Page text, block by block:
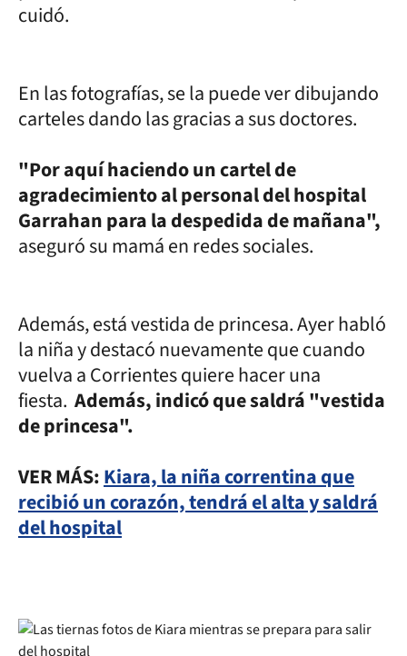
cuidó.
En las fotografías, se la puede ver dibujando
carteles dando las gracias a sus doctores.
"Por aquí haciendo un cartel de
agradecimiento al personal del hospital
Garrahan para la despedida de mañana",
aseguró su mamá en redes sociales.
Además, está vestida de princesa. Ayer habló
la niña y destacó nuevamente que cuando
vuelva a Corrientes quiere hacer una
fiesta. Además, indicó que saldrá "vestida
de princesa".
VER MÁS:Kiara, la niña correntina que
recibió un corazón, tendrá el alta y saldrá
del hospital